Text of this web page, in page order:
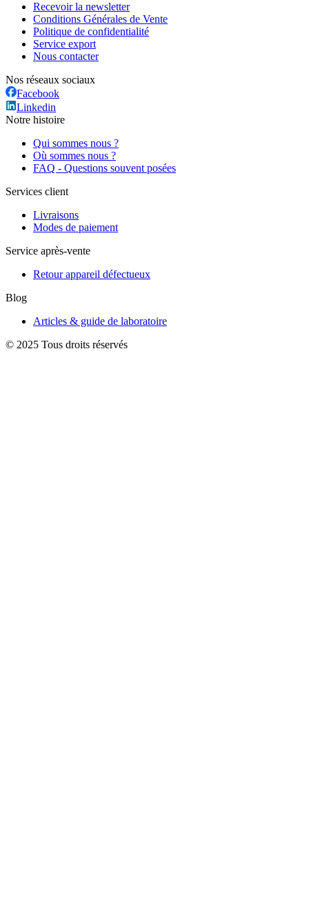
Recevoir la newsletter
Conditions Générales de Vente
Politique de confidentialité
Service export
Nous contacter
Nos réseaux sociaux
Facebook
Linkedin
Notre histoire
Qui sommes nous ?
Où sommes nous ?
FAQ - Questions souvent posées
Services client
Livraisons
Modes de paiement
Service après-vente
Retour appareil défectueux
Blog
Articles & guide de laboratoire
© 2025 Tous droits réservés